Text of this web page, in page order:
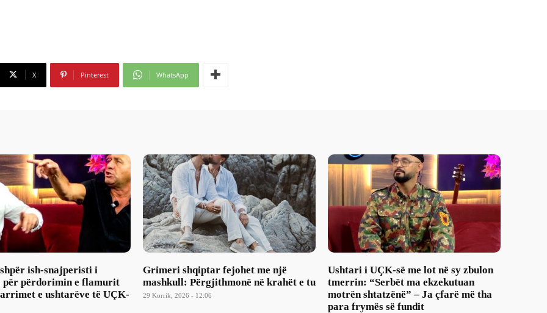
X Pinterest WhatsApp
ish-snajperisti i
për përdorimin e flamurit
e ushtarëve të UÇK-
Grimeri shqiptar fejohet me një
mashkull: Përgjithmonë në krahët e tu
29 Korrik, 2026 - 12:06
Ushtari i UÇK-së me lot në sy zbulon
tmerrin: “Serbët ma ekzekutuan
motrën shtatzënë” – Ja çfarë më tha
para frymës së fundit